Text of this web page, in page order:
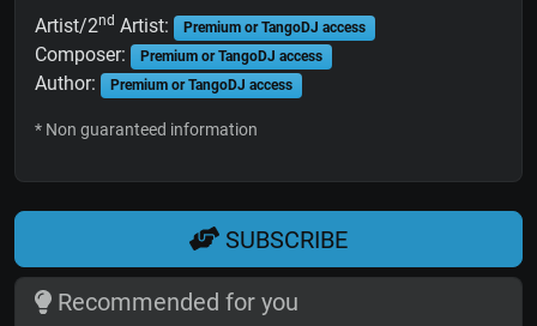
Artist/2nd Artist: Premium or TangoDJ access
Composer: Premium or TangoDJ access
Author: Premium or TangoDJ access
* Non guaranteed information
SUBSCRIBE
Recommended for you